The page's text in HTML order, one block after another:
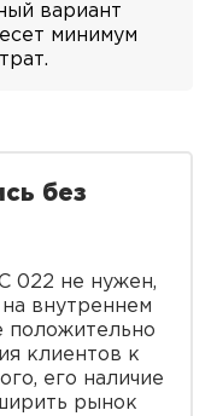
вариант
минимум
без
022 не нужен,
внутреннем
положительно
клиентов к
его наличие
рынок